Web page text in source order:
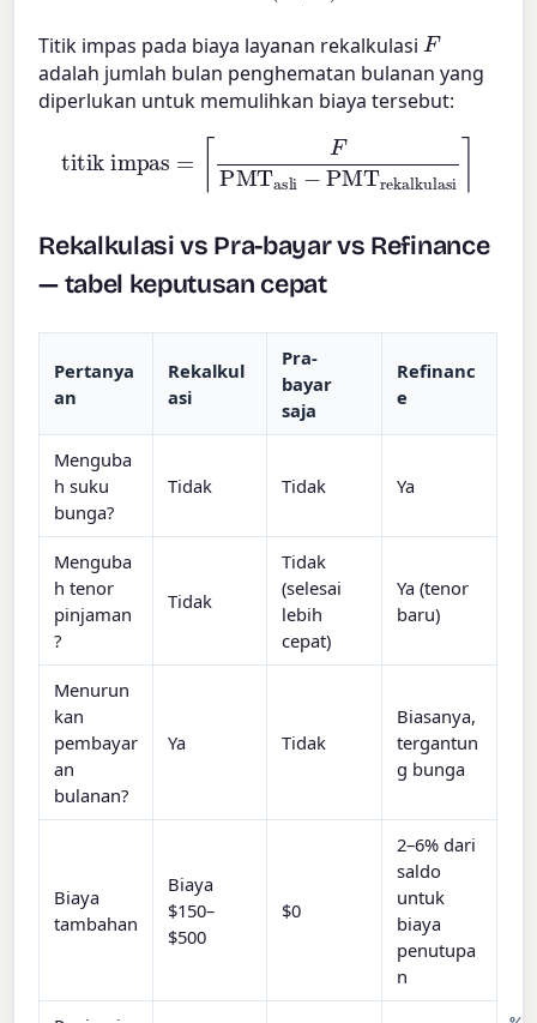
Titik impas pada biaya layanan rekalkulasiF
adalah jumlah bulan penghematan bulanan yang
diperlukan untuk memulihkan biaya tersebut:
PMT rekalkulasi
Rekalkulasi vs Pra-bayar vs Refinance
— tabel keputusan cepat
Pertanya
an
Rekalkul
asi
Pra-
bayar
saja
Refinanc
e
Menguba
h suku
bunga?
Tidak Tidak Ya
Menguba
h tenor
pinjaman
?
Tidak
Tidak
(selesai
lebih
cepat)
Ya (tenor
baru)
Menurun
kan
pembayar
an
bulanan?
Ya Tidak
Biasanya,
tergantun
g bunga
Biaya
tambahan
Biaya
$150–
$500
$0
2–6% dari
saldo
untuk
biaya
penutupa
n